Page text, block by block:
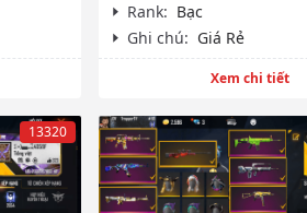
Rank: Bạc
Ghi chú: Giá Rẻ
Xem chi tiết
13320